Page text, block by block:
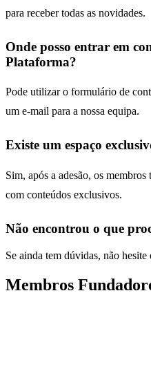
para receber todas as novidades.
Onde posso entrar em
Plataforma?
Pode utilizar o formulário de
um e-mail para a nossa equipa.
Existe um espaço
Sim, após a adesão, os membros
com conteúdos exclusivos.
Não encontrou o que
Se ainda tem dúvidas, não
Membros